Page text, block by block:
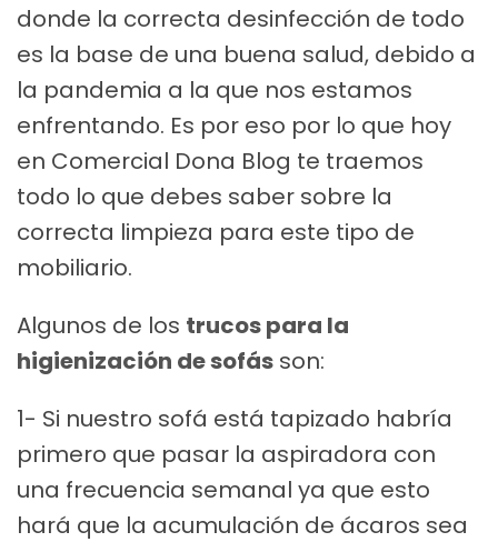
donde la correcta desinfección de todo
es la base de una buena salud, debido a
la pandemia a la que nos estamos
enfrentando. Es por eso por lo que hoy
en Comercial Dona Blog te traemos
todo lo que debes saber sobre la
correcta limpieza para este tipo de
mobiliario.
Algunos de los trucos para la
higienización de sofás son:
1- Si nuestro sofá está tapizado habría
primero que pasar la aspiradora con
una frecuencia semanal ya que esto
hará que la acumulación de ácaros sea